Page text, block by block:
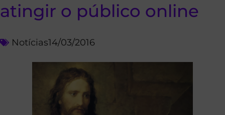
atingir o público online
Notícias14/03/2016